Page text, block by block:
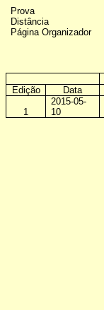
Prova
Distância
Página Organizador
Edição
Data
1
2015-05-
10